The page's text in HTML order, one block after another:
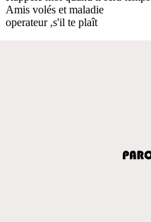
Amis volés et maladie
operateur ,s'il te plaît